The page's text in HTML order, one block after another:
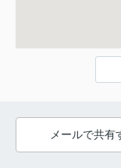
メールで共有